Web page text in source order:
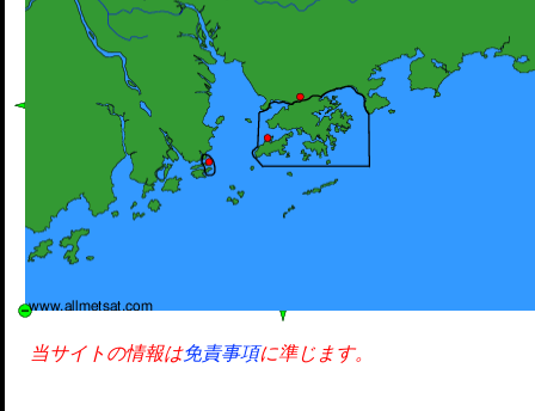
当サイトの情報は免責事項に準じます。